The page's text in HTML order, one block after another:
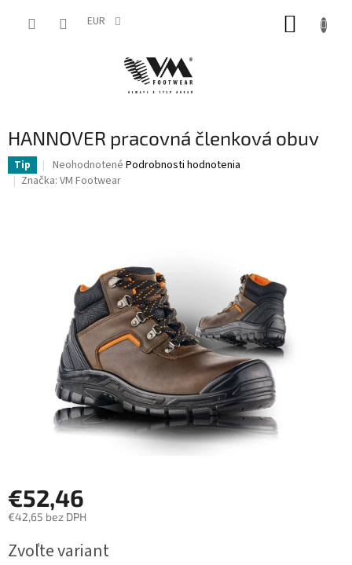
EUR
HANNOVER pracovná členková obuv
Tip
Priemerné
hodnotenie
hviezdičiek.
Neohodnotené Podrobnosti hodnotenia
Značka: VM Footwear
€52,46
€42,65 bez DPH
cena:
Zvoľte variant